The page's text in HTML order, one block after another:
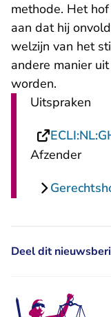
methode. Het
aan dat hij
welzijn van het
andere manier
worden.
Uitspraken
Afzender
Deel dit